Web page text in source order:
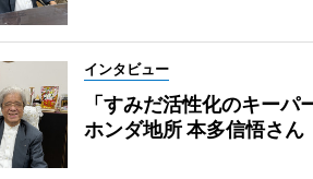
インタビュー
「すみだ活性化のキーパ
ホンダ地所 本多信悟さん